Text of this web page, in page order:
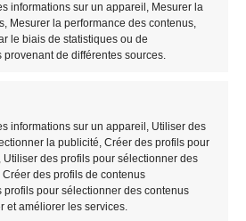
informations sur un appareil, Mesurer la
Mesurer la performance des contenus,
le biais de statistiques ou de
de différentes sources.
informations sur un appareil, Utiliser des
la publicité, Créer des profils pour
des profils pour sélectionner des
des profils de contenus
pour sélectionner des contenus
et améliorer les services.
Panneau Vierge
/ Panneau Tri-faces
Découpé à la forme
de chasse